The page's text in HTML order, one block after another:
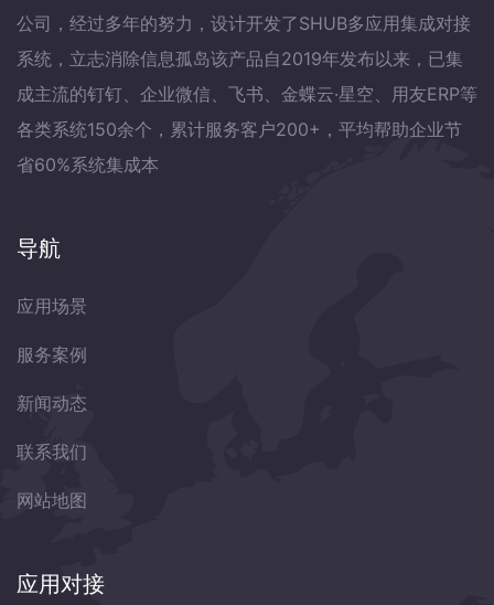
公司，经过多年的努力，设计开发了SHUB多应用集成对接
系统，立志消除信息孤岛该产品自2019年发布以来，已集
成主流的钉钉、企业微信、飞书、金蝶云·星空、用友ERP等
各类系统150余个，累计服务客户200+，平均帮助企业节
省60%系统集成本
导航
应用场景
服务案例
新闻动态
联系我们
网站地图
应用对接